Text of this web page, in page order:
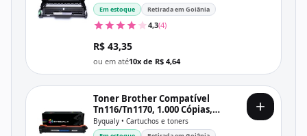
Em estoque Retirada em Goiânia
4,3(4)
R$ 43,35
ou em até10x de R$ 4,64
Toner Brother Compatível
Tn116/Tn1170, 1.000 Cópias,
Byqualy
Byqualy • Cartuchos e toners